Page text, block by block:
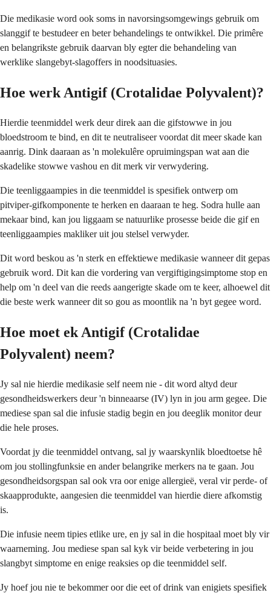
Die medikasie word ook soms in navorsingsomgewings gebruik om
slanggif te bestudeer en beter behandelings te ontwikkel. Die primêre
en belangrikste gebruik daarvan bly egter die behandeling van
werklike slangebyt-slagoffers in noodsituasies.
Hoe werk Antigif (Crotalidae Polyvalent)?
Hierdie teenmiddel werk deur direk aan die gifstowwe in jou
bloedstroom te bind, en dit te neutraliseer voordat dit meer skade kan
aanrig. Dink daaraan as 'n molekulêre opruimingspan wat aan die
skadelike stowwe vashou en dit merk vir verwydering.
Die teenliggaampies in die teenmiddel is spesifiek ontwerp om
pitviper-gifkomponente te herken en daaraan te heg. Sodra hulle aan
mekaar bind, kan jou liggaam se natuurlike prosesse beide die gif en
teenliggaampies makliker uit jou stelsel verwyder.
Dit word beskou as 'n sterk en effektiewe medikasie wanneer dit gepas
gebruik word. Dit kan die vordering van vergiftigingsimptome stop en
help om 'n deel van die reeds aangerigte skade om te keer, alhoewel dit
die beste werk wanneer dit so gou as moontlik na 'n byt gegee word.
Hoe moet ek Antigif (Crotalidae
Polyvalent) neem?
Jy sal nie hierdie medikasie self neem nie - dit word altyd deur
gesondheidswerkers deur 'n binneaarse (IV) lyn in jou arm gegee. Die
mediese span sal die infusie stadig begin en jou deeglik monitor deur
die hele proses.
Voordat jy die teenmiddel ontvang, sal jy waarskynlik bloedtoetse hê
om jou stollingfunksie en ander belangrike merkers na te gaan. Jou
gesondheidsorgspan sal ook vra oor enige allergieë, veral vir perde- of
skaapprodukte, aangesien die teenmiddel van hierdie diere afkomstig
is.
Die infusie neem tipies etlike ure, en jy sal in die hospitaal moet bly vir
waarneming. Jou mediese span sal kyk vir beide verbetering in jou
slangbyt simptome en enige reaksies op die teenmiddel self.
Jy hoef jou nie te bekommer oor die eet of drink van enigiets spesifiek